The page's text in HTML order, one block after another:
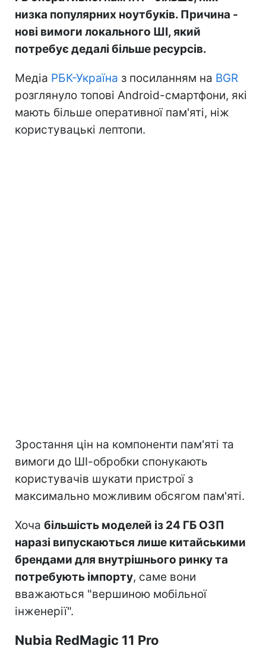
низка популярних ноутбуків. Причина -
нові вимоги локального ШІ, який
потребує дедалі більше ресурсів.
Медіа РБК-Україна з посиланням на BGR
розглянуло топові Android-смартфони, які
мають більше оперативної пам'яті, ніж
користувацькі лептопи.
Зростання цін на компоненти пам'яті та
вимоги до ШІ-обробки спонукають
користувачів шукати пристрої з
максимально можливим обсягом пам'яті.
Хоча більшість моделей із 24 ГБ ОЗП
наразі випускаються лише китайськими
брендами для внутрішнього ринку та
потребують імпорту, саме вони
вважаються "вершиною мобільної
інженерії".
Nubia RedMagic 11 Pro